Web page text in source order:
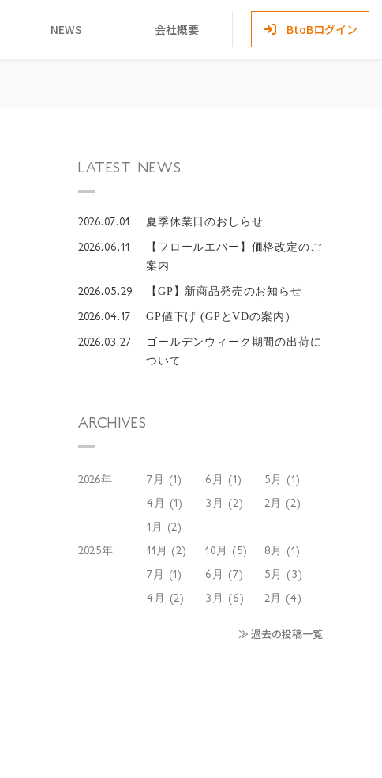
NEWS 会社概要 BtoBログイン
LATEST NEWS
2026.07.01 夏季休業日のおしらせ
2026.06.11
【フロールエバー】価格改定のご
案内
2026.05.29 【GP】新商品発売のお知らせ
2026.04.17 GP値下げ (GPとVDの案内）
2026.03.27
ゴールデンウィーク期間の出荷に
ついて
ARCHIVES
2026年 7月 (1) 6月 (1)
5月 (1)
4月 (1)
3月 (2)
2月 (2)
1月 (2)
2025年
11月 (2) 10月 (5)
8月 (1)
7月 (1)
6月 (7)
5月 (3)
4月 (2)
3月 (6) 2月 (4)
≫ 過去の投稿一覧